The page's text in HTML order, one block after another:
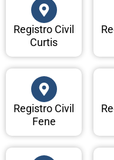
Registro Civil
Curtis
Registro Civil
Fene